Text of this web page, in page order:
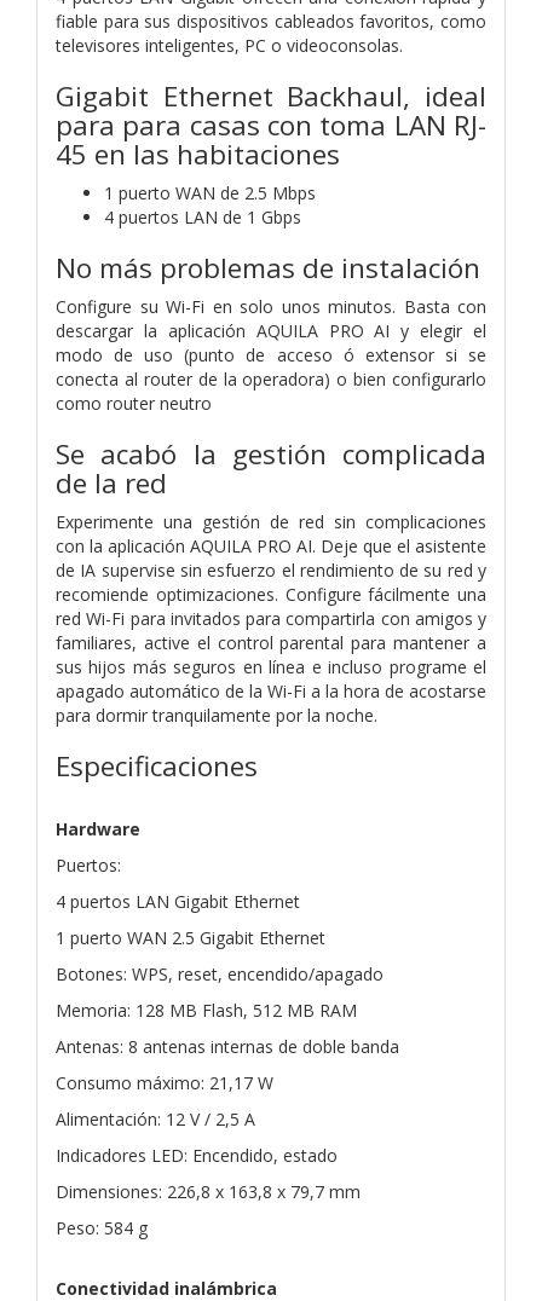
fiable para sus dispositivos cableados favoritos, como
televisores inteligentes, PC o videoconsolas.
Gigabit Ethernet Backhaul, ideal
para para casas con toma LAN RJ-
45 en las habitaciones
1 puerto WAN de 2.5 Mbps
4 puertos LAN de 1 Gbps
No más problemas de instalación
Configure su Wi-Fi en solo unos minutos. Basta con
descargar la aplicación AQUILA PRO AI y elegir el
modo de uso (punto de acceso ó extensor si se
conecta al router de la operadora) o bien configurarlo
como router neutro
Se acabó la gestión complicada
de la red
Experimente una gestión de red sin complicaciones
con la aplicación AQUILA PRO AI. Deje que el asistente
de IA supervise sin esfuerzo el rendimiento de su red y
recomiende optimizaciones. Configure fácilmente una
red Wi-Fi para invitados para compartirla con amigos y
familiares, active el control parental para mantener a
sus hijos más seguros en línea e incluso programe el
apagado automático de la Wi-Fi a la hora de acostarse
para dormir tranquilamente por la noche.
Especificaciones
Hardware
Puertos:
4 puertos LAN Gigabit Ethernet
1 puerto WAN 2.5 Gigabit Ethernet
Botones: WPS, reset, encendido/apagado
Memoria: 128 MB Flash, 512 MB RAM
Antenas: 8 antenas internas de doble banda
Consumo máximo: 21,17 W
Alimentación: 12 V / 2,5 A
Indicadores LED: Encendido, estado
Dimensiones: 226,8 x 163,8 x 79,7 mm
Peso: 584 g
Conectividad inalámbrica